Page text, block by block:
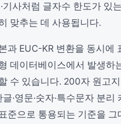
·기사처럼 글자수 한도가 있
맞추는 데 사용됩니다.
과 EUC-KR 변환을 동시에
데이터베이스에서 발생하
수 있습니다. 200자 원고
·영문·숫자·특수문자 분리
준으로 통용되는 기준을 그